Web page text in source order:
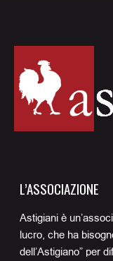
L’ASSOCIAZIONE
Astigiani è
lucro, che ha
dell’Astigiano” per